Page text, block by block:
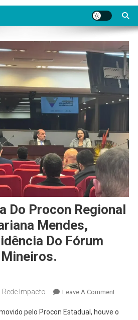
Do Procon Regional
Mendes,
Do Fórum
Rede Impacto Leave A CommentOn
Do
pelo Procon Estadual, houve o